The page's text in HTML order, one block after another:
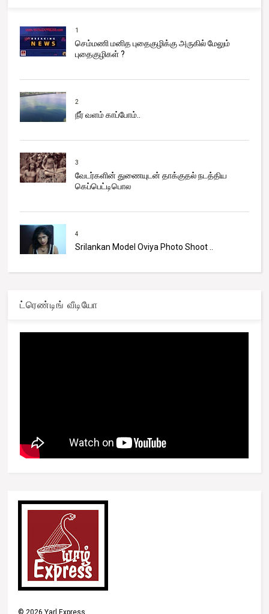
1
செம்மணி மனித புதைகுழிக்கு அருகில் மேலும்
புதைகுழிகள் ?
2
நீர் வளம் காப்போம்..
3
வேடர்களின் துணையுடன் தாக்குதல் நடத்திய
கெப்பெட்டிபொல
4
Srilankan Model Oviya Photo Shoot ..
ட்ரெண்டிங் வீடியோ